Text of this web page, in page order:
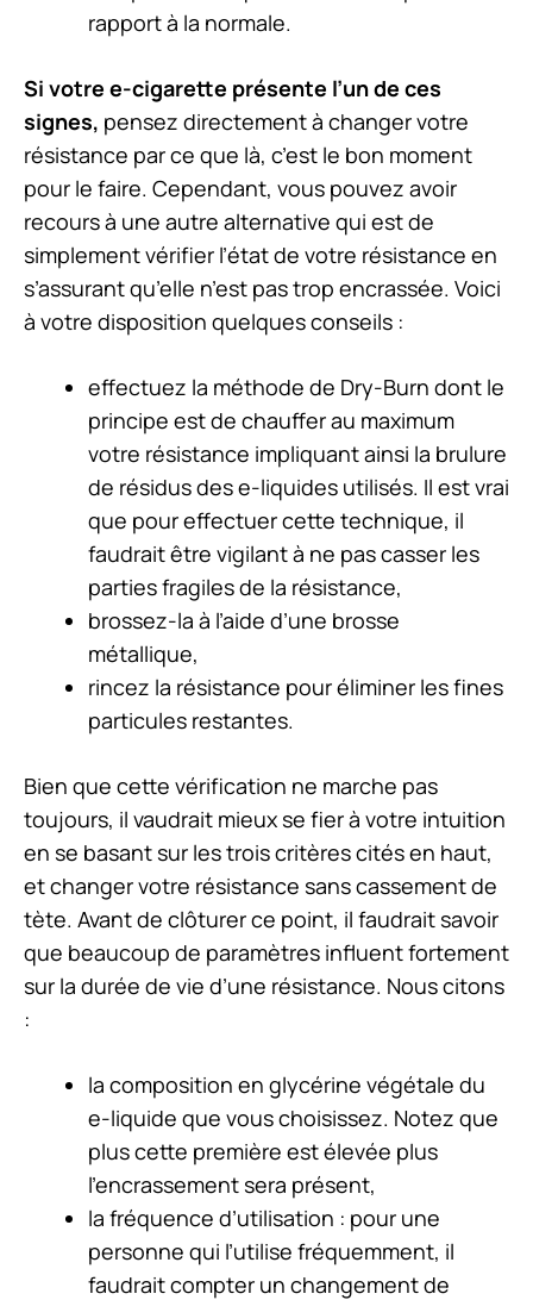
rapport à la normale.
Si votre e-cigarette présente l’un de ces
signes, pensez directement à changer votre
résistance par ce que là, c’est le bon moment
pour le faire. Cependant, vous pouvez avoir
recours à une autre alternative qui est de
simplement vérifier l’état de votre résistance en
s’assurant qu’elle n’est pas trop encrassée. Voici
à votre disposition quelques conseils :
effectuez la méthode de Dry-Burn dont le
principe est de chauffer au maximum
votre résistance impliquant ainsi la brulure
de résidus des e-liquides utilisés. Il est vrai
que pour effectuer cette technique, il
faudrait être vigilant à ne pas casser les
parties fragiles de la résistance,
brossez-la à l’aide d’une brosse
métallique,
rincez la résistance pour éliminer les fines
particules restantes.
Bien que cette vérification ne marche pas
toujours, il vaudrait mieux se fier à votre intuition
en se basant sur les trois critères cités en haut,
et changer votre résistance sans cassement de
tète. Avant de clôturer ce point, il faudrait savoir
que beaucoup de paramètres influent fortement
sur la durée de vie d’une résistance. Nous citons
:
la composition en glycérine végétale du
e-liquide que vous choisissez. Notez que
plus cette première est élevée plus
l’encrassement sera présent,
la fréquence d’utilisation : pour une
personne qui l’utilise fréquemment, il
faudrait compter un changement de